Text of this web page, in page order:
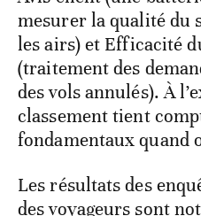
mesurer la qualité du
les airs) et Efficacité
(traitement des
des vols annulés). À
classement tient
fondamentaux quand
Les résultats des
des voyageurs sont